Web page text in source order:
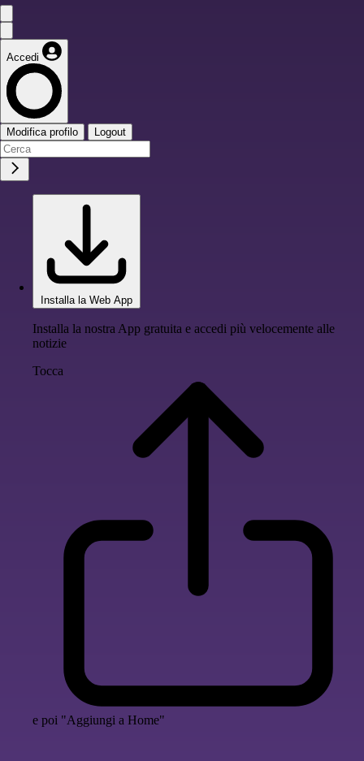
Accedi
Modifica profilo Logout
Installa la Web App
Installa la nostra App gratuita e accedi più velocemente alle
notizie
Tocca
e poi "Aggiungi a Home"